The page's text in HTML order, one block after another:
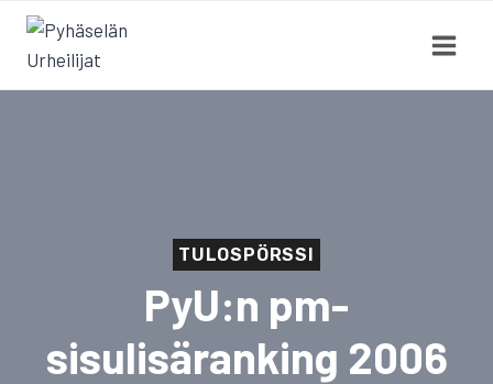
Siirry
sisältöön
TULOSPÖRSSI
PyU:n pm-
sisulisäranking 2006